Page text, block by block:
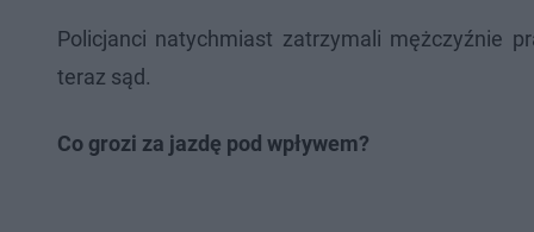
Policjanci natychmiast zatrzymali mężczyźnie
teraz sąd.
Co grozi za jazdę pod wpływem?